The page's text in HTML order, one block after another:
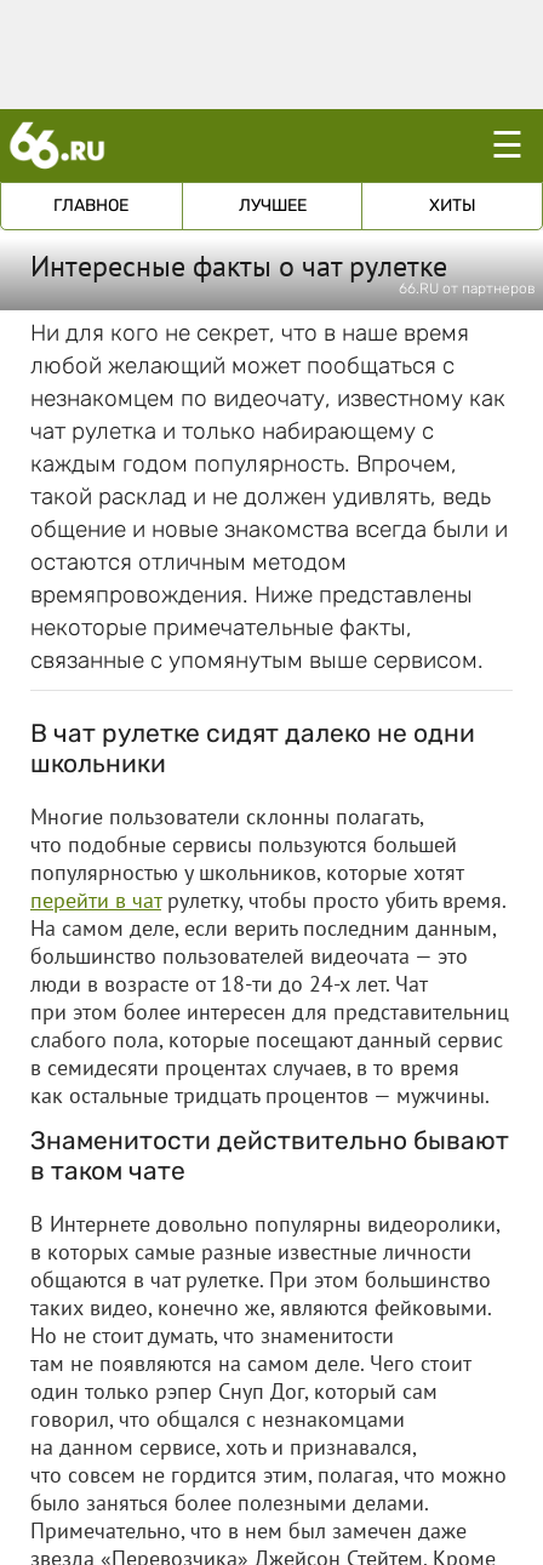
☰
ГЛАВНОЕ ЛУЧШЕЕ ХИТЫ
Интересные факты о чат рулетке
66.RU от партнеров
Ни для кого не секрет, что в наше время
любой желающий может пообщаться с
незнакомцем по видеочату, известному как
чат рулетка и только набирающему с
каждым годом популярность. Впрочем,
такой расклад и не должен удивлять, ведь
общение и новые знакомства всегда были и
остаются отличным методом
времяпровождения. Ниже представлены
некоторые примечательные факты,
связанные с упомянутым выше сервисом.
В чат рулетке сидят далеко не одни
школьники
Многие пользователи склонны полагать,
что подобные сервисы пользуются большей
популярностью у школьников, которые хотят
перейти в чатрулетку, чтобы просто убить время.
На самом деле, если верить последним данным,
большинство пользователей видеочата — это
люди в возрасте от 18-ти до 24-х лет. Чат
при этом более интересен для представительниц
слабого пола, которые посещают данный сервис
в семидесяти процентах случаев, в то время
как остальные тридцать процентов — мужчины.
Знаменитости действительно бывают
в таком чате
В Интернете довольно популярны видеоролики,
в которых самые разные известные личности
общаются в чат рулетке. При этом большинство
таких видео, конечно же, являются фейковыми.
Но не стоит думать, что знаменитости
там не появляются на самом деле. Чего стоит
один только рэпер Снуп Дог, который сам
говорил, что общался с незнакомцами
на данном сервисе, хоть и признавался,
что совсем не гордится этим, полагая, что можно
было заняться более полезными делами.
Примечательно, что в нем был замечен даже
звезда «Перевозчика» Джейсон Стейтем. Кроме